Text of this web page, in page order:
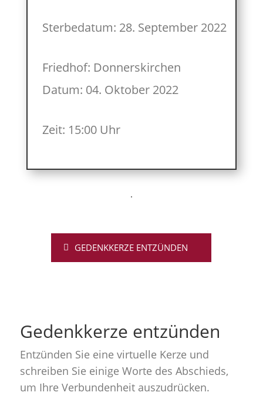
Sterbedatum: 28. September 2022
Friedhof: Donnerskirchen
Datum: 04. Oktober 2022
Zeit: 15:00 Uhr
GEDENKKERZE ENTZÜNDEN
Gedenkkerze entzünden
Entzünden Sie eine virtuelle Kerze und
schreiben Sie einige Worte des Abschieds,
um Ihre Verbundenheit auszudrücken.